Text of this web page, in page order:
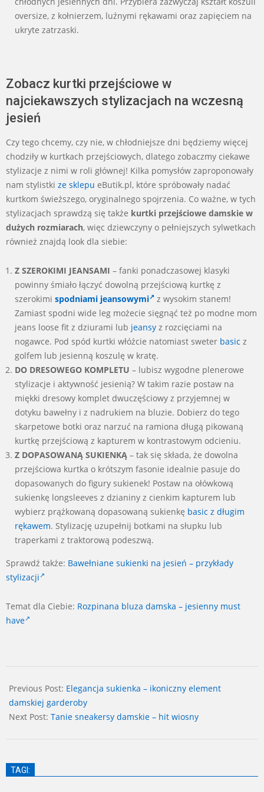
oversize, z kołnierzem, luźnymi rękawami oraz zapięciem na
ukryte zatrzaski.
Zobacz kurtki przejściowe w
najciekawszych stylizacjach na wczesną
jesień
Czy tego chcemy, czy nie, w chłodniejsze dni będziemy więcej
chodziły w kurtkach przejściowych, dlatego zobaczmy ciekawe
stylizacje z nimi w roli głównej! Kilka pomysłów zaproponowały
nam stylistki ze sklepu eButik.pl, które spróbowały nadać
kurtkom świeższego, oryginalnego spojrzenia. Co ważne, w tych
stylizacjach sprawdzą się także kurtki przejściowe damskie w
dużych rozmiarach, więc dziewczyny o pełniejszych sylwetkach
również znajdą look dla siebie:
Z SZEROKIMI JEANSAMI – fanki ponadczasowej klasyki
powinny śmiało łączyć dowolną przejściową kurtkę z
szerokimi spodniami jeansowymi
z wysokim stanem!
Zamiast spodni wide leg możecie sięgnąć też po modne mom
jeans loose fit z dziurami lub jeansy z rozcięciami na
nogawce. Pod spód kurtki włóżcie natomiast sweter basic z
golfem lub jesienną koszulę w kratę.
DO DRESOWEGO KOMPLETU – lubisz wygodne plenerowe
stylizacje i aktywność jesienią? W takim razie postaw na
miękki dresowy komplet dwuczęściowy z przyjemnej w
dotyku bawełny i z nadrukiem na bluzie. Dobierz do tego
skarpetowe botki oraz narzuć na ramiona długą pikowaną
kurtkę przejściową z kapturem w kontrastowym odcieniu.
Z DOPASOWANĄ SUKIENKĄ – tak się składa, że dowolna
przejściowa kurtka o krótszym fasonie idealnie pasuje do
dopasowanych do figury sukienek! Postaw na ołówkową
sukienkę longsleeves z dzianiny z cienkim kapturem lub
wybierz prążkowaną dopasowaną sukienkę basic z długim
rękawem. Stylizację uzupełnij botkami na słupku lub
traperkami z traktorową podeszwą.
Sprawdź także: Bawełniane sukienki na jesień – przykłady
stylizacji
Temat dla Ciebie: Rozpinana bluza damska – jesienny must
have
11-
08
Previous Post: Elegancja sukienka – ikoniczny element
damskiej garderoby
Next Post: Tanie sneakersy damskie – hit wiosny
TAGI: